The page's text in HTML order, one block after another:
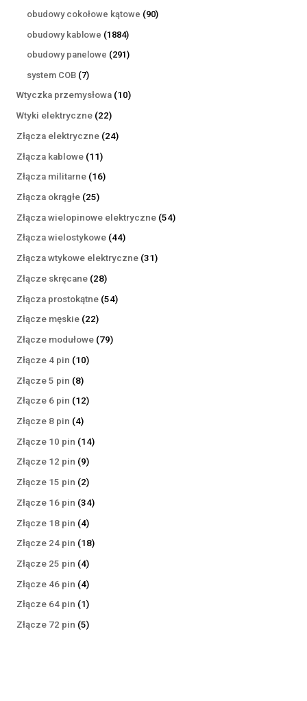
produkty
obudowy cokołowe kątowe 9090
obudowy kablowe 18841884
produkty
obudowy panelowe 291291
system COB 77
produktów
Wtyczka przemysłowa 1010
Wtyki elektryczne 2222
produkty
Złącza elektryczne 2424
Złącza kablowe 1111
produktów
Złącza militarne 1616
Złącza okrągłe 2525
produktów
Złącza wielopinowe elektryczne 5454
Złącza wielostykowe 4444
produkty
Złącza wtykowe elektryczne 3131
Złącze skręcane 2828
produktów
Złącza prostokątne 5454
Złącze męskie 2222
produkty
Złącze modułowe 7979
Złącze 4 pin 1010
Złącze 5 pin 88
produktów
Złącze 6 pin 1212
Złącze 8 pin 44
produkty
Złącze 10 pin 1414
Złącze 12 pin 99
produktów
Złącze 15 pin 22
produkty
Złącze 16 pin 3434
Złącze 18 pin 44
produkty
Złącze 24 pin 1818
Złącze 25 pin 44
produkty
Złącze 46 pin 44
produkty
Złącze 64 pin 11
produkt
Złącze 72 pin 55